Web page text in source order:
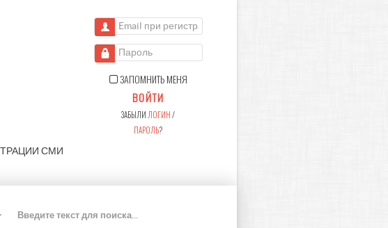
СМИ
Email при регистрации
Пароль
ЗАПОМНИТЬ МЕНЯ
ВОЙТИ
ЗАБЫЛИ ЛОГИН/
ПАРОЛЬ?